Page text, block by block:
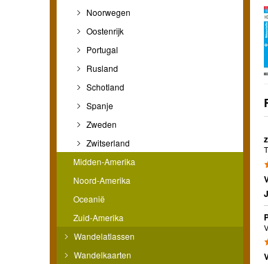
Noorwegen
Oostenrijk
Portugal
Rusland
Schotland
Spanje
Zweden
Zwitserland
Midden-Amerika
Noord-Amerika
Oceanië
Zuid-Amerika
Wandelatlassen
Wandelkaarten